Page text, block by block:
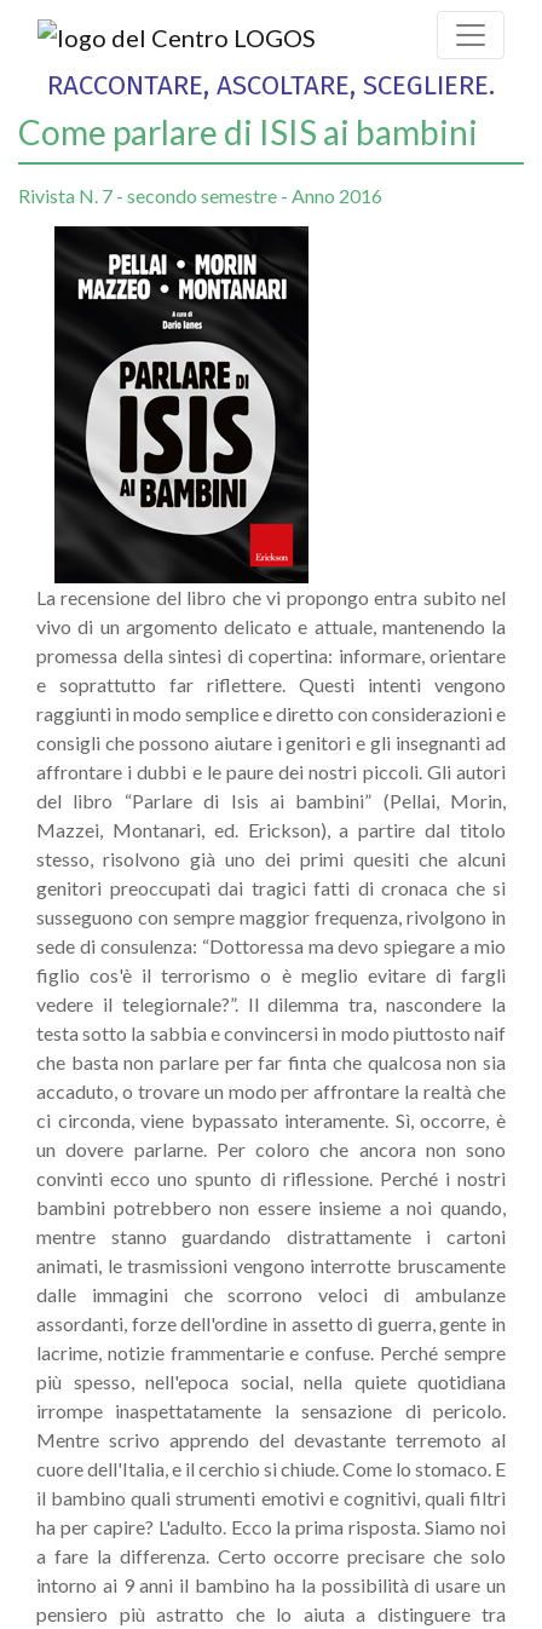
RACCONTARE, ASCOLTARE, SCEGLIERE.
Come parlare di ISIS ai bambini
Rivista N. 7 - secondo semestre - Anno 2016
La recensione del libro che vi propongo entra subito nel
vivo di un argomento delicato e attuale, mantenendo la
promessa della sintesi di copertina: informare, orientare
e soprattutto far riflettere. Questi intenti vengono
raggiunti in modo semplice e diretto con considerazioni e
consigli che possono aiutare i genitori e gli insegnanti ad
affrontare i dubbi e le paure dei nostri piccoli. Gli autori
del libro “Parlare di Isis ai bambini” (Pellai, Morin,
Mazzei, Montanari, ed. Erickson), a partire dal titolo
stesso, risolvono già uno dei primi quesiti che alcuni
genitori preoccupati dai tragici fatti di cronaca che si
susseguono con sempre maggior frequenza, rivolgono in
sede di consulenza: “Dottoressa ma devo spiegare a mio
figlio cos'è il terrorismo o è meglio evitare di fargli
vedere il telegiornale?”. Il dilemma tra, nascondere la
testa sotto la sabbia e convincersi in modo piuttosto naif
che basta non parlare per far finta che qualcosa non sia
accaduto, o trovare un modo per affrontare la realtà che
ci circonda, viene bypassato interamente. Sì, occorre, è
un dovere parlarne. Per coloro che ancora non sono
convinti ecco uno spunto di riflessione. Perché i nostri
bambini potrebbero non essere insieme a noi quando,
mentre stanno guardando distrattamente i cartoni
animati, le trasmissioni vengono interrotte bruscamente
dalle immagini che scorrono veloci di ambulanze
assordanti, forze dell'ordine in assetto di guerra, gente in
lacrime, notizie frammentarie e confuse. Perché sempre
più spesso, nell'epoca social, nella quiete quotidiana
irrompe inaspettatamente la sensazione di pericolo.
Mentre scrivo apprendo del devastante terremoto al
cuore dell'Italia, e il cerchio si chiude. Come lo stomaco. E
il bambino quali strumenti emotivi e cognitivi, quali filtri
ha per capire? L'adulto. Ecco la prima risposta. Siamo noi
a fare la differenza. Certo occorre precisare che solo
intorno ai 9 anni il bambino ha la possibilità di usare un
pensiero più astratto che lo aiuta a distinguere tra